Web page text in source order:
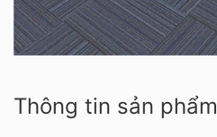
Thông tin sản phẩm